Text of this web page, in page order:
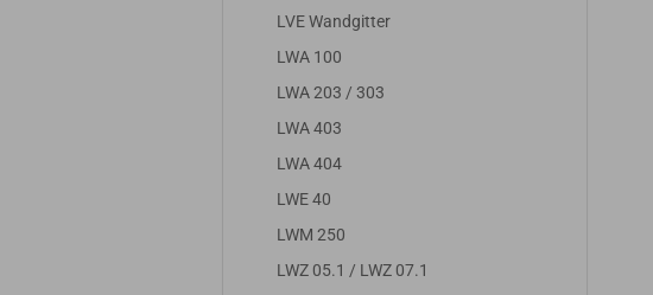
LVE Wandgitter
LWA 100
LWA 203 / 303
LWA 403
LWA 404
LWE 40
LWM 250
LWZ 05.1 / LWZ 07.1